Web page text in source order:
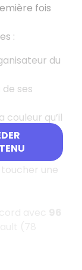
fois
:
du
ses
couleur qu’il
cycliste.
sur
une